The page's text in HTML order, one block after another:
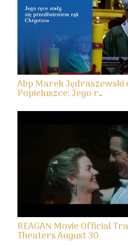
Abp Marek Jędraszewski
Popiełuszce: Jego r…
REAGAN Movie Official
Theaters August 30